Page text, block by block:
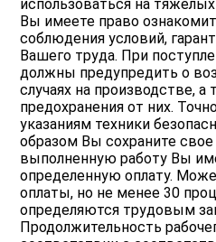
использоваться на
Вы имеете право
соблюдения условий,
Вашего труда. При
должны предупредить о
случаях на производстве, а
предохранения от них.
указаниям техники
образом Вы сохраните
выполненную работу Вы
определенную оплату.
оплаты, но не менее 30
определяются трудовым
Продолжительность